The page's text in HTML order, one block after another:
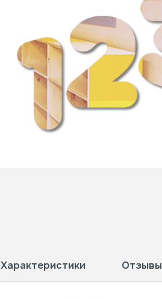
Характеристики Отзывы